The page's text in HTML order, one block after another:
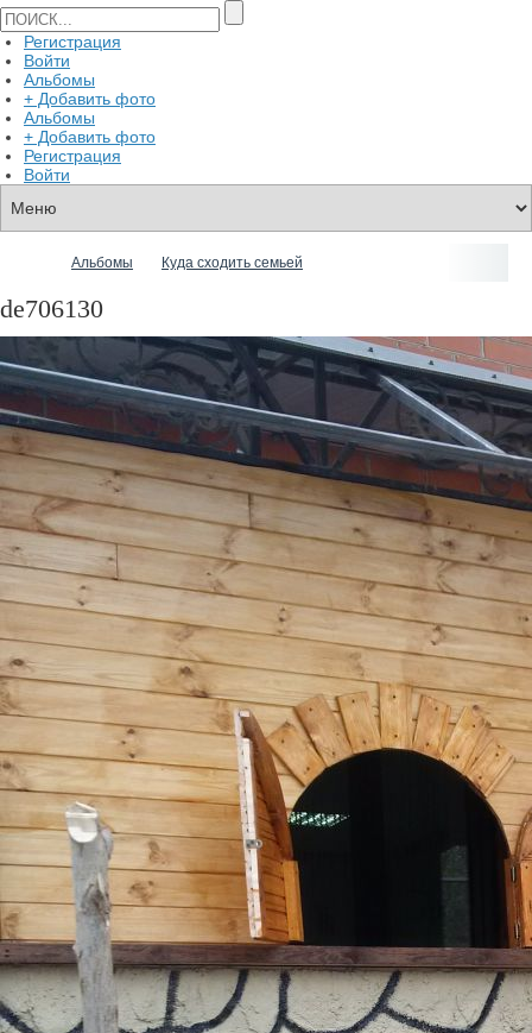
Регистрация
Войти
Альбомы
+ Добавить фото
Альбомы
+ Добавить фото
Регистрация
Войти
Альбомы Куда сходить семьей
de706130